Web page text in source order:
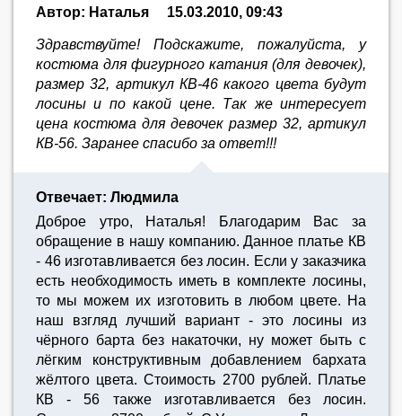
Автор: Наталья
15.03.2010, 09:43
Здравствуйте! Подскажите, пожалуйста, у
костюма для фигурного катания (для девочек),
размер 32, артикул КВ-46 какого цвета будут
лосины и по какой цене. Так же интересует
цена костюма для девочек размер 32, артикул
КВ-56. Заранее спасибо за ответ!!!
Отвечает: Людмила
Доброе утро, Наталья! Благодарим Вас за
обращение в нашу компанию. Данное платье КВ
- 46 изготавливается без лосин. Если у заказчика
есть необходимость иметь в комплекте лосины,
то мы можем их изготовить в любом цвете. На
наш взгляд лучший вариант - это лосины из
чёрного барта без накаточки, ну может быть с
лёгким конструктивным добавлением бархата
жёлтого цвета. Стоимость 2700 рублей. Платье
КВ - 56 также изготавливается без лосин.